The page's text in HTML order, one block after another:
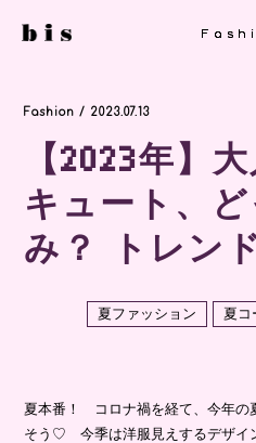
Fashion / 2023.07.13
【2023年】
キュート、
み？ トレン
夏ファッション 夏コ
夏本番！ コロナ禍を経て、今年の
そう♡ 今季は洋服見えするデザイ